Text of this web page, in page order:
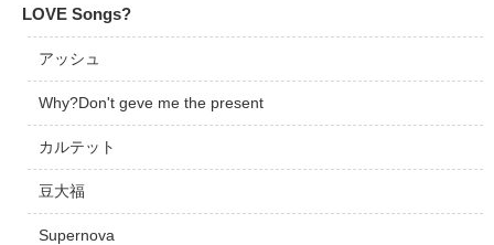
LOVE Songs?
アッシュ
Why?Don't geve me the present
カルテット
豆大福
Supernova